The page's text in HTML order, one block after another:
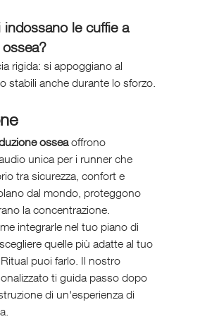
indossano le cuffie a
rigida: si appoggiano al
stabili anche durante lo sforzo.
ossea offrono
unica per i runner che
tra sicurezza, confort e
dal mondo, proteggono
la concentrazione.
integrarle nel tuo piano di
quelle più adatte al tuo
puoi farlo. Il nostro
ti guida passo dopo
di un'esperienza di